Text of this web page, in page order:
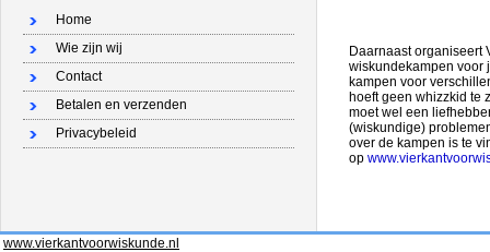
Home
Wie zijn wij
Contact
Betalen en verzenden
Privacybeleid
Daarnaast organiseert
wiskundekampen voor
kampen voor
hoeft geen whizzkid te
moet wel een
(wiskundige)
over de kampen is te
op
www.vierkantvoorwiskunde.nl